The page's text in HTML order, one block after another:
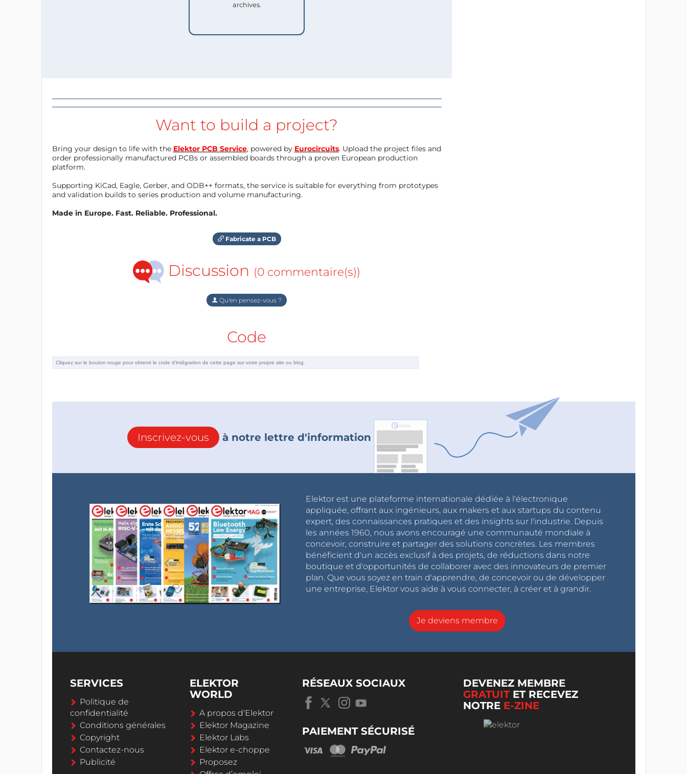
archives.
Want to build a project?
Bring your design to life with the Elektor PCB Service, powered by Eurocircuits. Upload the project files and
order professionally manufactured PCBs or assembled boards through a proven European production
platform.
Supporting KiCad, Eagle, Gerber, and ODB++ formats, the service is suitable for everything from prototypes
and validation builds to series production and volume manufacturing.
Made in Europe. Fast. Reliable. Professional.
Fabricate a PCB
Discussion (0 commentaire(s))
Qu'en pensez-vous ?
Code
Inscrivez-vous à notre lettre d'information
Elektor est une plateforme internationale dédiée à l'électronique
appliquée, offrant aux ingénieurs, aux makers et aux startups du contenu
expert, des connaissances pratiques et des insights sur l'industrie. Depuis
les années 1960, nous avons encouragé une communauté mondiale à
concevoir, construire et partager des solutions concrètes. Les membres
bénéficient d'un accès exclusif à des projets, de réductions dans notre
boutique et d'opportunités de collaborer avec des innovateurs de premier
plan. Que vous soyez en train d'apprendre, de concevoir ou de développer
une entreprise, Elektor vous aide à vous connecter, à créer et à grandir.
Je deviens membre
SERVICES
Politique de
confidentialité
Conditions générales
Copyright
Contactez-nous
Publicité
ELEKTOR
WORLD
A propos d'Elektor
Elektor Magazine
Elektor Labs
Elektor e-choppe
Proposez
RÉSEAUX SOCIAUX
PAIEMENT SÉCURISÉ
DEVENEZ MEMBRE
GRATUITET RECEVEZ
NOTRE E-ZINE